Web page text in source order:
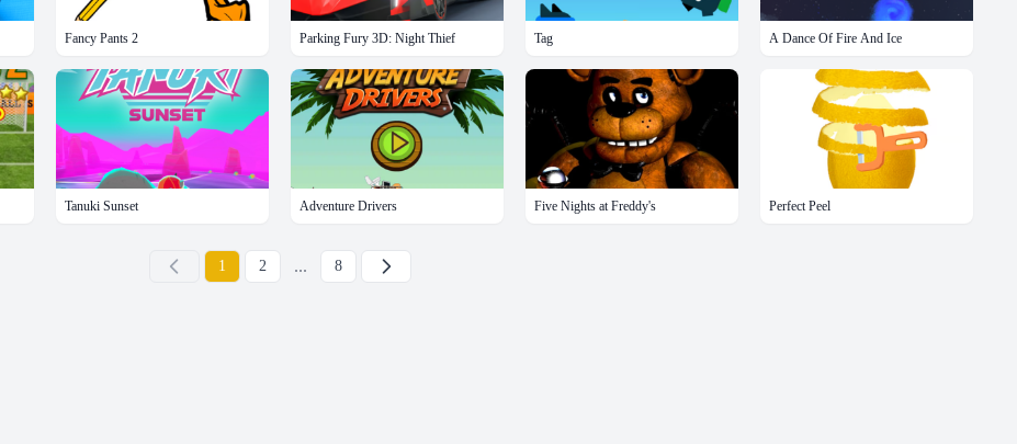
Fancy Pants 2 Parking Fury 3D: Night Thief Tag A Dance Of Fire And Ice
Tanuki Sunset Adventure Drivers Five Nights at Freddy's Perfect Peel
1 2 ... 8 下一页